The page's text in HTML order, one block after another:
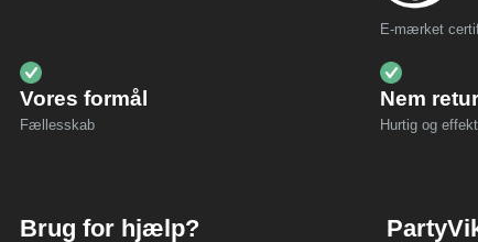
E-mærket
Vores formål
Fællesskab
Nem retur
Hurtig og
Brug for hjælp?